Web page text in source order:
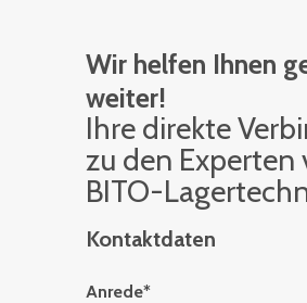
Wir helfen Ihnen
weiter!
Ihre di­rek­te
zu den Ex­per­ten
BITO-
Kontaktdaten
Anrede*